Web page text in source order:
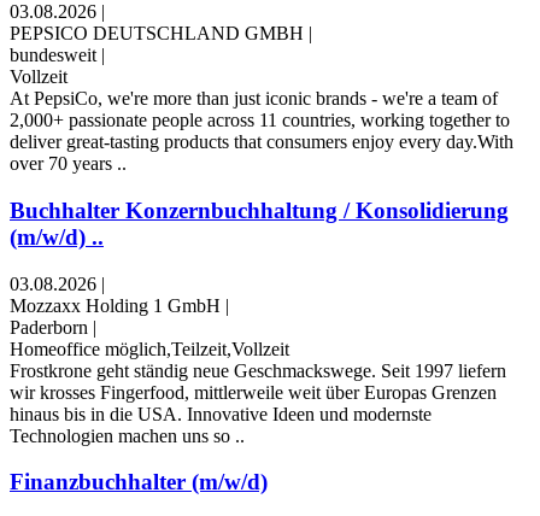
03.08.2026 |
PEPSICO DEUTSCHLAND GMBH |
bundesweit |
Vollzeit
At PepsiCo, we're more than just iconic brands - we're a team of
2,000+ passionate people across 11 countries, working together to
deliver great-tasting products that consumers enjoy every day.With
over 70 years ..
Buchhalter Konzernbuchhaltung / Konsolidierung
(m/w/d) ..
03.08.2026 |
Mozzaxx Holding 1 GmbH |
Paderborn |
Homeoffice möglich,Teilzeit,Vollzeit
Frostkrone geht ständig neue Geschmackswege. Seit 1997 liefern
wir krosses Fingerfood, mittlerweile weit über Europas Grenzen
hinaus bis in die USA. Innovative Ideen und modernste
Technologien machen uns so ..
Finanzbuchhalter (m/w/d)